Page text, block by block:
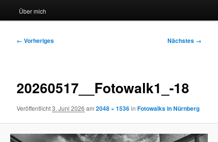
Über mich
Bilder-
← Vorheriges Nächstes →
20260517__Fotowalk1_-18
Veröffentlicht3. Juni 2026 am2048 × 1536inFotowalks in Nürnberg